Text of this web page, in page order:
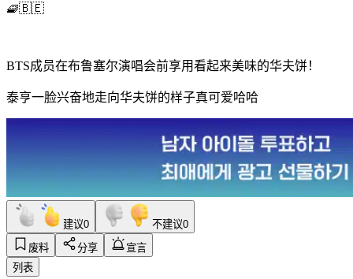
🧇🇧🇪
BTS成员在布鲁塞尔演唱会前享用看起来美味的华夫饼！
泰亨一脸兴奋地走向华夫饼的样子真可爱哈哈
建议0 不建议0
废料
分享
宣言
列表